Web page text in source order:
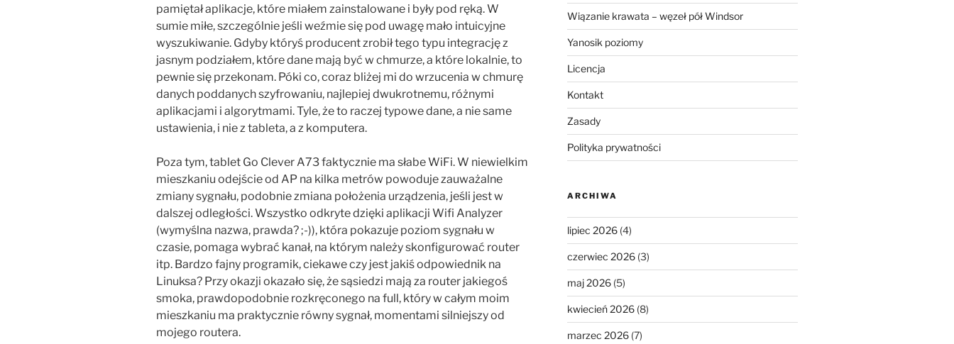
pamiętał aplikacje, które miałem zainstalowane i były pod ręką. W
sumie miłe, szczególnie jeśli weźmie się pod uwagę mało intuicyjne
wyszukiwanie. Gdyby któryś producent zrobił tego typu integrację z
jasnym podziałem, które dane mają być w chmurze, a które lokalnie, to
pewnie się przekonam. Póki co, coraz bliżej mi do wrzucenia w chmurę
danych poddanych szyfrowaniu, najlepiej dwukrotnemu, różnymi
aplikacjami i algorytmami. Tyle, że to raczej typowe dane, a nie same
ustawienia, i nie z tableta, a z komputera.
Poza tym, tablet Go Clever A73 faktycznie ma słabe WiFi. W niewielkim
mieszkaniu odejście od AP na kilka metrów powoduje zauważalne
zmiany sygnału, podobnie zmiana położenia urządzenia, jeśli jest w
dalszej odległości. Wszystko odkryte dzięki aplikacji Wifi Analyzer
(wymyślna nazwa, prawda? ;-)), która pokazuje poziom sygnału w
czasie, pomaga wybrać kanał, na którym należy skonfigurować router
itp. Bardzo fajny programik, ciekawe czy jest jakiś odpowiednik na
Linuksa? Przy okazji okazało się, że sąsiedzi mają za router jakiegoś
smoka, prawdopodobnie rozkręconego na full, który w całym moim
mieszkaniu ma praktycznie równy sygnał, momentami silniejszy od
mojego routera.
Wiązanie krawata – węzeł pół Windsor
Yanosik poziomy
Licencja
Kontakt
Zasady
Polityka prywatności
ARCHIWA
lipiec 2026(4)
czerwiec 2026(3)
maj 2026(5)
kwiecień 2026(8)
marzec 2026(7)